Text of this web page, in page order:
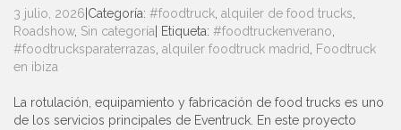
3 julio, 2026 Categoría: #foodtruck alquiler de food trucks
Roadshow, Sin categoría Etiqueta: #foodtruckenverano
#foodtrucksparaterrazas alquiler foodtruck madrid
Foodtruck
en ibiza
La rotulación, equipamiento y fabricación de food trucks es uno
de los servicios principales de Eventruck. En este proyecto